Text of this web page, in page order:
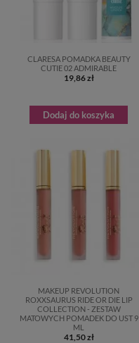
CLARESA POMADKA BEAUTY
CUTIE 02 ADMIRABLE
19,86 zł
Dodaj do koszyka
MAKEUP REVOLUTION
ROXXSAURUS RIDE OR DIE LIP
COLLECTION - ZESTAW
MATOWYCH POMADEK DO UST 9
ML
41,50 zł